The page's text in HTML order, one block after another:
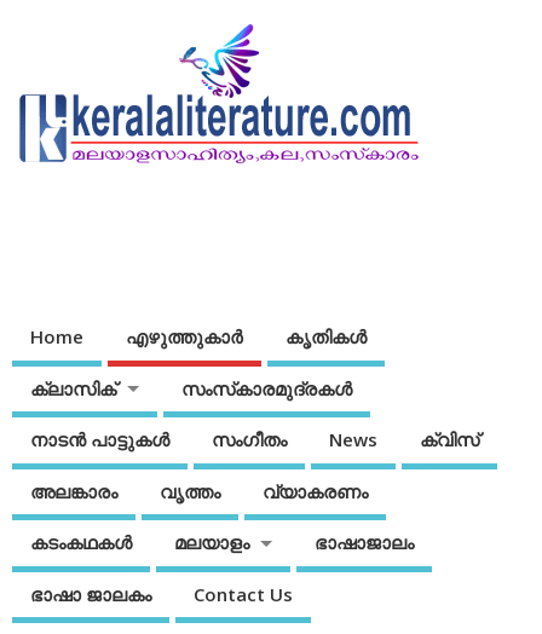
Home എഴുത്തുകാര്‍ കൃതികൾ
ക്ലാസിക് സംസ്‌കാരമുദ്രകള്‍
നാടന്‍ പാട്ടുകള്‍ സംഗീതം News ക്വിസ്
അലങ്കാരം വൃത്തം വ്യാകരണം
കടംകഥകള്‍ മലയാളം ഭാഷാജാലം
ഭാഷാ ജാലകം Contact Us